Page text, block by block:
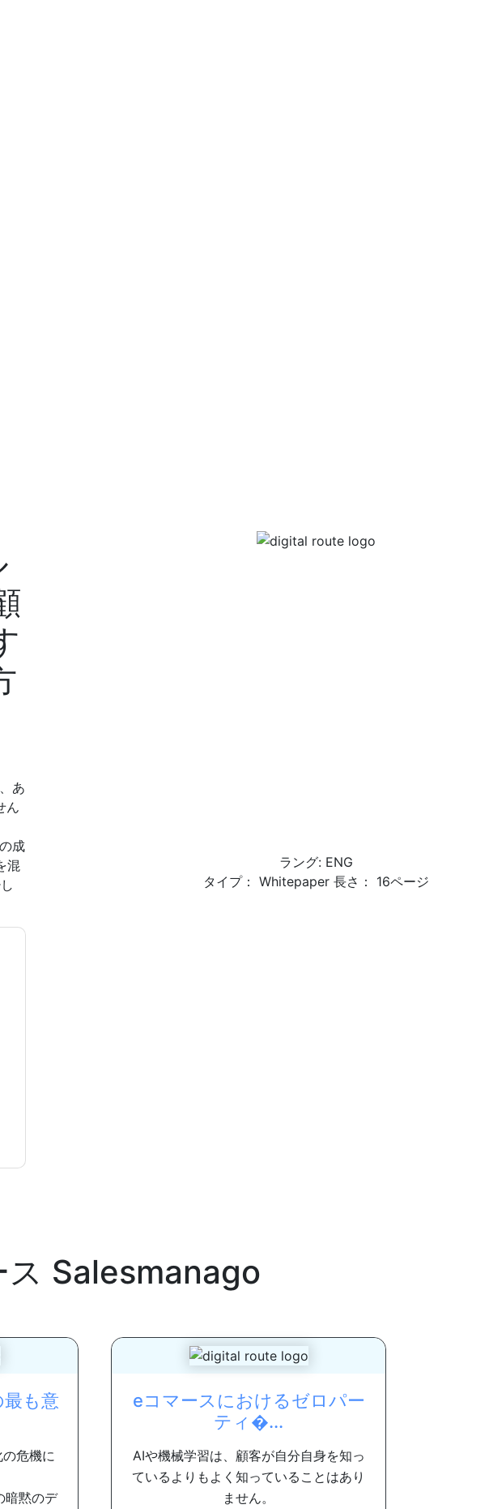
あ
ん
成
混
ラング: ENG
タイプ： Whitepaper 長さ： 16ページ
Salesmanago
も意
危機に
暗黙のデ
eコマースにおけるゼロパー
ティ�...
AIや機械学習は、顧客が自分自身を知っ
ているよりもよく知っていることはあり
ません。